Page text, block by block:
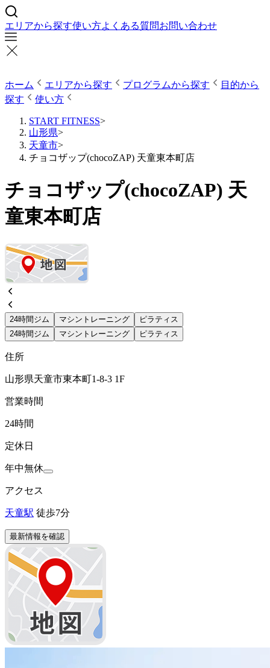
エリアから探す使い方よくある質問お問い合わせ
ホーム エリアから探す プログラムから探す
目的から
探す
使い方
START FITNESS>
山形県>
天童市>
チョコザップ(chocoZAP) 天童東本町店
チョコザップ(chocoZAP) 天
童東本町店
24時間ジム マシントレーニング
ピラティス
24時間ジム
マシントレーニング ピラティス
住所
山形県天童市東本町1-8-3 1F
営業時間
24時間
定休日
年中無休
アクセス
天童駅 徒歩7分
最新情報を確認